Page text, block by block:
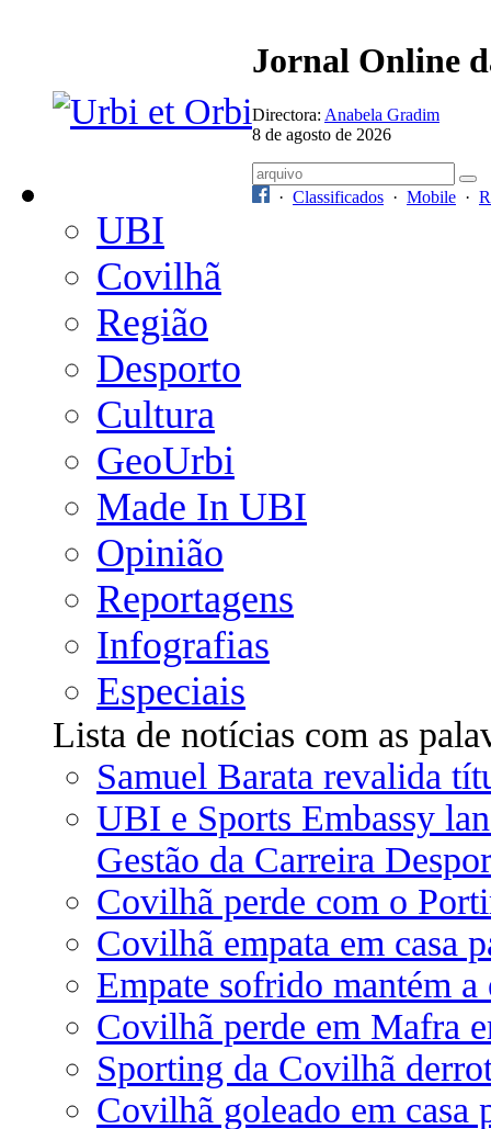
Jornal Online
Directora: Anabela Gradim
8 de agosto de 2026
· Classificados · Mobile ·
UBI
Covilhã
Região
Desporto
Cultura
GeoUrbi
Made In UBI
Opinião
Reportagens
Infografias
Especiais
Lista de notícias com as
Samuel Barata revalida
UBI e Sports Embassy
Gestão da Carreira
Covilhã perde com o
Covilhã empata em casa
Empate sofrido mantém a
Covilhã perde em Mafra
Sporting da Covilhã
Covilhã goleado em casa